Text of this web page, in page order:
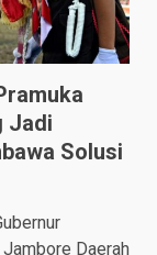
Jadi
Solusi
Daerah